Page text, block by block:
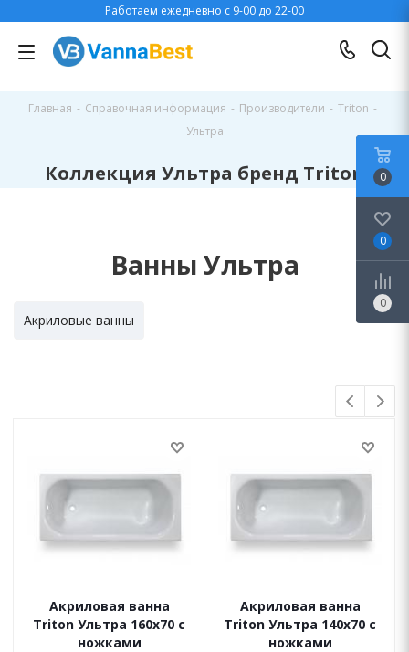
Работаем ежедневно с 9-00 до 22-00
Главная - Справочная информация - Производители - Triton -
Ультра
Коллекция Ультра бренд Triton
Ванны Ультра
Акриловые ванны
Акриловая ванна
Triton Ультра 160х70 с
ножками
Акриловая ванна
Triton Ультра 140х70 с
ножками
0
0
0